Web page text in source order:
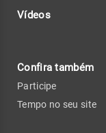
Vídeos
Confira também
Participe
Tempo no seu site